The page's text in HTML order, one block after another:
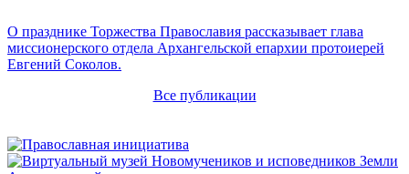
О празднике Торжества Православия рассказывает глава
миссионерского отдела Архангельской епархии протоиерей
Евгений Соколов.
Все публикации